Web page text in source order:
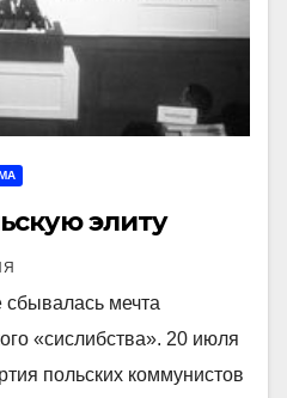
элиту
мечта
«сислибства». 20 июля
польских коммунистов